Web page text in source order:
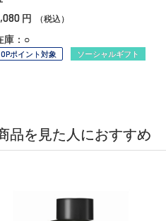
円 （税込）
庫：○
OPポイント対象 ソーシャルギフト
品を見た人におすすめ